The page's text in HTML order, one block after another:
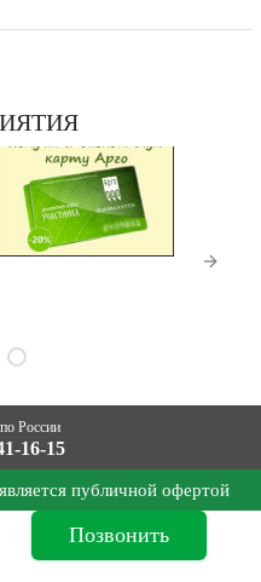
России
16-15
публичной офертой
Позвонить